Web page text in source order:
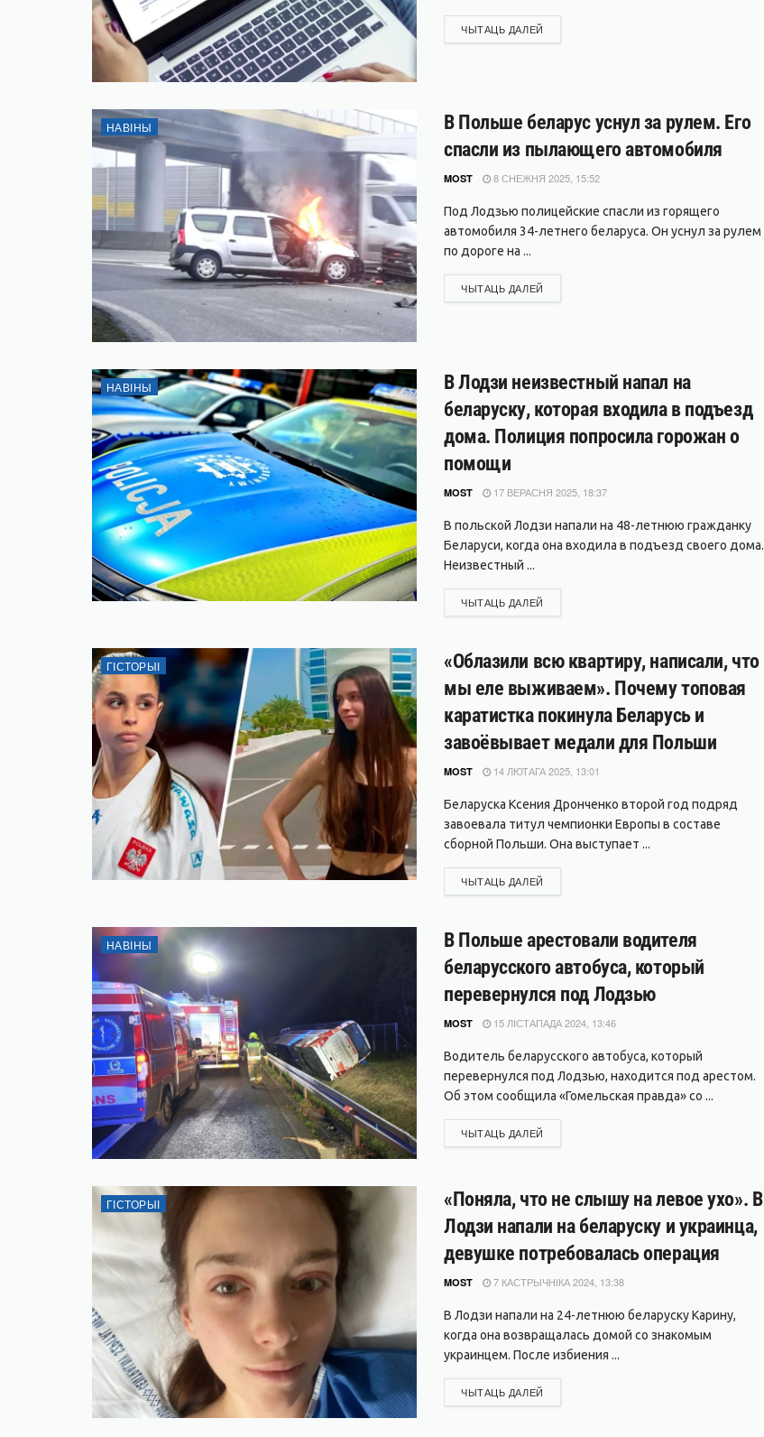
ЧЫТАЦЬ ДАЛЕЙ
НАВІНЫ
В Польше беларус уснул за рулем. Его
спасли из пылающего автомобиля
MOST 8 СНЕЖНЯ 2025, 15:52
Под Лодзью полицейские спасли из горящего
автомобиля 34-летнего беларуса. Он уснул за рулем
по дороге на ...
ЧЫТАЦЬ ДАЛЕЙ
НАВІНЫ
В Лодзи неизвестный напал на
беларуску, которая входила в подъезд
дома. Полиция попросила горожан о
помощи
MOST 17 ВЕРАСНЯ 2025, 18:37
В польской Лодзи напали на 48-летнюю гражданку
Беларуси, когда она входила в подъезд своего дома.
Неизвестный ...
ЧЫТАЦЬ ДАЛЕЙ
ГІСТОРЫІ
«Облазили всю квартиру, написали, что
мы еле выживаем». Почему топовая
каратистка покинула Беларусь и
завоёвывает медали для Польши
MOST 14 ЛЮТАГА 2025, 13:01
Беларуска Ксения Дронченко второй год подряд
завоевала титул чемпионки Европы в составе
сборной Польши. Она выступает ...
ЧЫТАЦЬ ДАЛЕЙ
НАВІНЫ
В Польше арестовали водителя
беларусского автобуса, который
перевернулся под Лодзью
MOST 15 ЛІСТАПАДА 2024, 13:46
Водитель беларусского автобуса, который
перевернулся под Лодзью, находится под арестом.
Об этом сообщила «Гомельская правда» со ...
ЧЫТАЦЬ ДАЛЕЙ
ГІСТОРЫІ
«Поняла, что не слышу на левое ухо». В
Лодзи напали на беларуску и украинца,
девушке потребовалась операция
MOST 7 КАСТРЫЧНІКА 2024, 13:38
В Лодзи напали на 24-летнюю беларуску Карину,
когда она возвращалась домой со знакомым
украинцем. После избиения ...
ЧЫТАЦЬ ДАЛЕЙ